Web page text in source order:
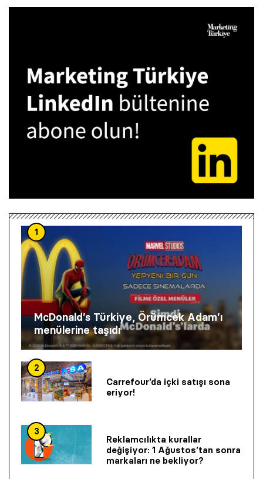
1
McDonald’s Türkiye, Örümcek Adam’ı
menülerine taşıdı
2
Carrefour’da içki satışı sona
eriyor!
3
Reklamcılıkta kurallar
değişiyor: 1 Ağustos’tan sonra
markaları ne bekliyor?